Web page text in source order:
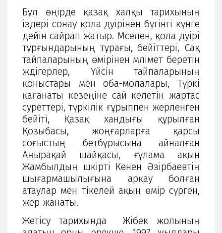
Бұл өңірде қазақ халқы тарихының
іздері сонау қола дәуірінен бүгінгі күнге
дейін сайрап жатыр. Мәселен, қола дәуірі
тұрғындарының тұрағы, бейіттері, Сақ
тайпаларының өмірінен мәлімет беретін
жәдігерлер, Үйсін тайпаларының
қоныстары мен оба-молалары, Түркі
қағанаты кезеңіне сай келетін жартас
суреттері, түркілік ғұрыппен жерленген
бейіті, Қазақ хандығы құрылған
Қозыбасы, жоңғарларға қарсы
соғыстың бетбұрысына айналған
Аңырақай шайқасы, ғұлама ақын
Жамбылдың шәкірті Кенен Әзірбаевтің
шығармашылығына арқау болған
атаулар мен тікелей ақын өмір сүрген,
жер жанаты.
Жетісу тарихында Жібек жолының